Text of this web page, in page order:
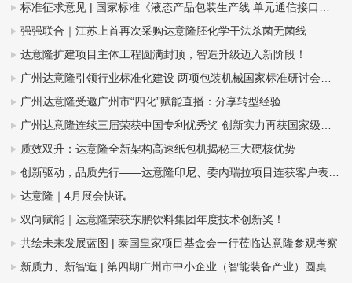
标准征求意见 | 国家标准《液态产品包装生产线 单元通信接口通用技术要求》&《全自动旋转式PET瓶吹瓶机》
强强联合｜江苏上首再次采购达意隆胚化学干法杀菌无菌线
达意隆扩建项目主体工程圆满封顶，智造升级迈入新阶段！
广州达意隆引领行业标准化建设 两项包装机械国家标准研讨会在穗成功召开
广州达意隆受邀广州市“四化”赋能直播：分享转型经验
广州达意隆连续三届荣获中国专利优秀奖 创新实力再获国家级认可
质效双升：达意隆全新架构高速纸包机揭秘三大硬核优势
创新驱动，品质先行——达意隆印尼、委内瑞拉项目连获客户表扬信
达意隆｜4月展会快讯
双向赋能｜达意隆荣获东鹏饮料集团年度技术创新奖！
共绘未来发展蓝图 | 泰国皇家项目基金会一行莅临达意隆参观考察
新质力、新智造 | 第四期广州市中小企业（智能装备产业）圆桌会议在达意隆召开